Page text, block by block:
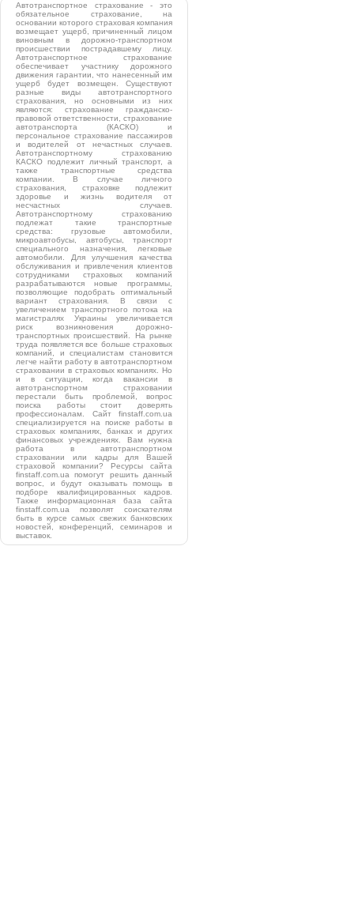
Автотранспортное страхование - это
обязательное страхование, на
основании которого страховая компания
возмещает ущерб, причиненный лицом
виновным в дорожно-транспортном
происшествии пострадавшему лицу.
Автотранспортное страхование
обеспечивает участнику дорожного
движения гарантии, что нанесенный им
ущерб будет возмещен. Существуют
разные виды автотранспортного
страхования, но основными из них
являются: страхование гражданско-
правовой ответственности, страхование
автотранспорта (КАСКО) и
персональное страхование пассажиров
и водителей от нечастных случаев.
Автотранспортному страхованию
КАСКО подлежит личный транспорт, а
также транспортные средства
компании. В случае личного
страхования, страховке подлежит
здоровье и жизнь водителя от
несчастных случаев.
Автотранспортному страхованию
подлежат такие транспортные
средства: грузовые автомобили,
микроавтобусы, автобусы, транспорт
специального назначения, легковые
автомобили. Для улучшения качества
обслуживания и привлечения клиентов
сотрудниками страховых компаний
разрабатываются новые программы,
позволяющие подобрать оптимальный
вариант страхования. В связи с
увеличением транспортного потока на
магистралях Украины увеличивается
риск возникновения дорожно-
транспортных происшествий. На рынке
труда появляется все больше страховых
компаний, и специалистам становится
легче найти работу в автотранспортном
страховании в страховых компаниях. Но
и в ситуации, когда вакансии в
автотранспортном страховании
перестали быть проблемой, вопрос
поиска работы стоит доверять
профессионалам. Сайт finstaff.com.ua
специализируется на поиске работы в
страховых компаниях, банках и других
финансовых учреждениях. Вам нужна
работа в автотранспортном
страховании или кадры для Вашей
страховой компании? Ресурсы сайта
finstaff.com.ua помогут решить данный
вопрос, и будут оказывать помощь в
подборе квалифицированных кадров.
Также информационная база сайта
finstaff.com.ua позволят соискателям
быть в курсе самых свежих банковских
новостей, конференций, семинаров и
выставок.